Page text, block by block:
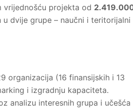
vrijednošću projekta od
dvije grupe – naučni i teritorijalni
organizacija (16 finansijskih i 13
i izgradnju kapaciteta.
analizu interesnih grupa i učešća